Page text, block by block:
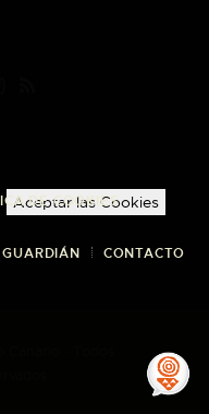
DE COOKIES
CONTACTO
· Todos
Aceptar las Cookies